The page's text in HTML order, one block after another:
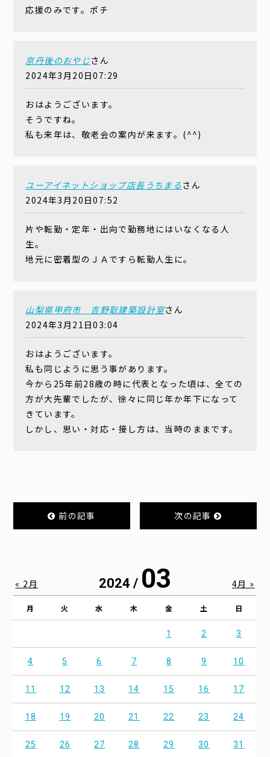
応援のみです。ポチ
京丹後のおやじさん
2024年3月20日07:29
おはようございます。
そうですね。
私も来年は、敬老会の案内が来ます。(^^)
ユーアイネットショップ店長うちまる さん
2024年3月20日07:52
片や転勤・定年・出向で勤務地にはいなくなる人
生。
地元に密着型のＪＡですら転勤人生に。
山梨県甲府市 吉野聡建築設計室さん
2024年3月21日03:04
おはようございます。
私も同じように思う事があります。
今から25年前28歳の時に代表となった頃は、全ての
方が大先輩でしたが、徐々に同じ年か年下になって
きています。
しかし、思い・対応・接し方は、当時のままです。
前の記事 次の記事
2024 / 03
月 火 水 木 金 土 日
1 2 3
4 5 6 7 8 9 10
11 12 13 14 15 16 17
18 19 20 21 22 23 24
25 26 27 28 29 30 31
« 2月 4月 »